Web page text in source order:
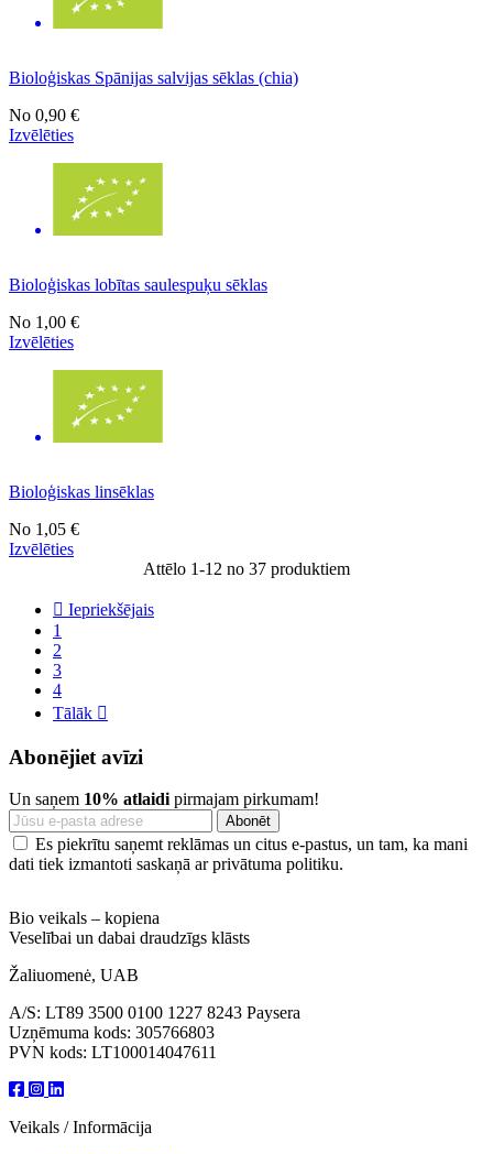
Bioloģiskas Spānijas salvijas sēklas (chia)
No 0,90 €
Izvēlēties
Bioloģiskas lobītas saulespuķu sēklas
No 1,00 €
Izvēlēties
Bioloģiskas linsēklas
No 1,05 €
Izvēlēties
Attēlo 1-12 no 37 produktiem
 Iepriekšējais
1
2
3
4
Tālāk 
Abonējiet avīzi
Un saņem 10% atlaidi pirmajam pirkumam!
Es piekrītu saņemt reklāmas un citus e-pastus, un tam, ka mani
dati tiek izmantoti saskaņā ar privātuma politiku.
Bio veikals – kopiena
Veselībai un dabai draudzīgs klāsts
Žaliuomenė, UAB
A/S: LT89 3500 0100 1227 8243 Paysera
Uzņēmuma kods: 305766803
PVN kods: LT100014047611
Veikals / Informācija